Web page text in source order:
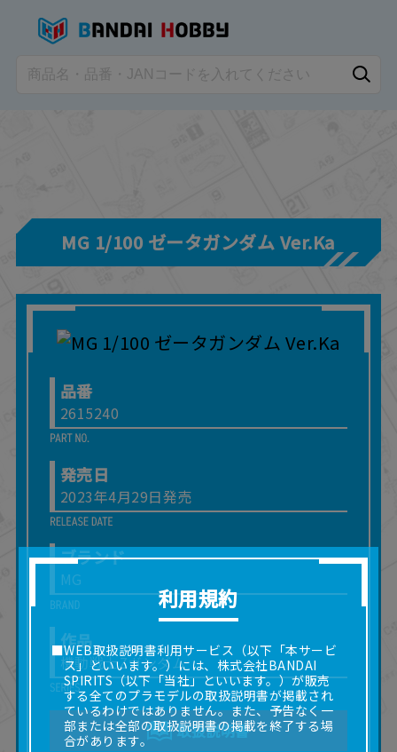
MG 1/100 ゼータガンダム Ver.Ka
品番
2615240
発売日
2023年4月29日発売
ブランド
MG
作品
機動戦士Zガンダム
取扱説明書
利用規約
■WEB取扱説明書利用サービス（以下「本サービ
ス」といいます。）には、株式会社BANDAI
SPIRITS（以下「当社」といいます。）が販売
する全てのプラモデルの取扱説明書が掲載され
ているわけではありません。また、予告なく一
部または全部の取扱説明書の掲載を終了する場
合があります。